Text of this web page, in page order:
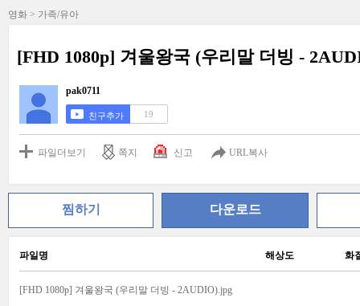
영화 > 가족/유아
[FHD 1080p] 겨울왕국 (우리말 더빙 -
pak0711
친구추가 19
파일더보기 쪽지 신고 URL복사
찜하기 다운로드
파일명 해상도 화
[FHD 1080p] 겨울왕국 (우리말 더빙 - 2AUDIO).jpg